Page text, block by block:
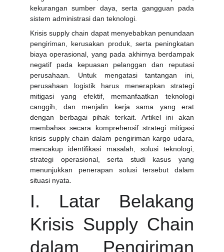
kekurangan sumber daya, serta gangguan pada
sistem administrasi dan teknologi.
Krisis supply chain dapat menyebabkan penundaan
pengiriman, kerusakan produk, serta peningkatan
biaya operasional, yang pada akhirnya berdampak
negatif pada kepuasan pelanggan dan reputasi
perusahaan. Untuk mengatasi tantangan ini,
perusahaan logistik harus menerapkan strategi
mitigasi yang efektif, memanfaatkan teknologi
canggih, dan menjalin kerja sama yang erat
dengan berbagai pihak terkait. Artikel ini akan
membahas secara komprehensif strategi mitigasi
krisis supply chain dalam pengiriman kargo udara,
mencakup identifikasi masalah, solusi teknologi,
strategi operasional, serta studi kasus yang
menunjukkan penerapan solusi tersebut dalam
situasi nyata.
I. Latar Belakang
Krisis Supply Chain
dalam Pengiriman